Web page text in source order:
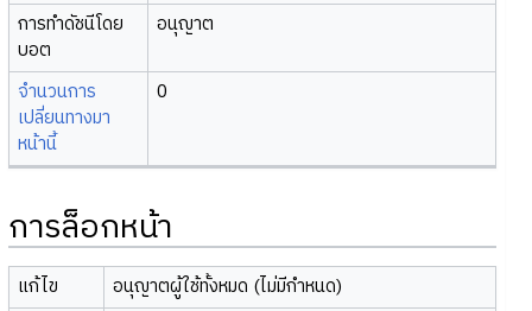
การทำดัชนีโดย
บอต
อนุญาต
จำนวนการ
เปลี่ยนทางมา
หน้านี้
0
การล็อกหน้า
แก้ไข
อนุญาตผู้ใช้ทั้งหมด (ไม่มีกำหนด)